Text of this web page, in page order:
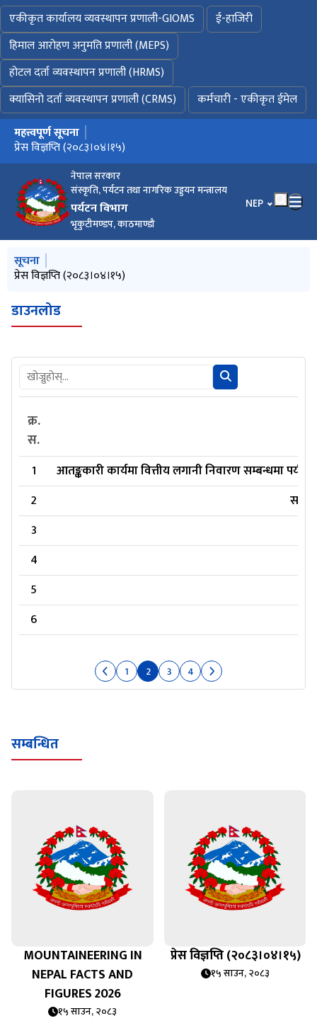
एकीकृत कार्यालय व्यवस्थापन प्रणाली-GIOMS
ई-हाजिरी
हिमाल आरोहण अनुमति प्रणाली (MEPS)
होटल दर्ता व्यवस्थापन प्रणाली (HRMS)
क्यासिनो दर्ता व्यवस्थापन प्रणाली (CRMS)
कर्मचारी - एकीकृत ईमेल
नेपाल सरकार
संस्कृति, पर्यटन तथा नागरिक उड्डयन मन्त्रालय
पर्यटन विभाग
भृकुटीमण्डप, काठमाण्डौ
भाषा चयन गर्नुहोस्
NEP
मुख्य नेभिगेसनमा जानुहोस्
महत्त्वपूर्ण सूचना
MOUNTAINEERING IN NEPAL FACTS AND FIGURES 2026
प्रेस विज्ञप्ति (२०८३।०४।१५)
विवरण भर्ने बारे अत्यन्त जरुरी सूचना ! (प्रकाशन मिति : २०८३।०३।०२)
मुख्य नेभिगेसनमा जानुहोस्
सूचना
MOUNTAINEERING IN NEPAL FACTS AND FIGURES 2026
प्रेस विज्ञप्ति (२०८३।०४।१५)
ईजाजत नलिई साहसिक तथा मनोरञ्जनात्मक खेल सञ्चालन नगर्ने सम्बन्धी
विवरण भर्ने बारे अत्यन्त जरुरी सूचना ! (प्रकाशन मिति : २०८३।०३।०२)
साहसिक तथा मनोरञ्जनात्मक खेल सञ्चालन गर्ने प्रयोजनार्थ पेश गर्नुपर्ने
डाउनलोड
क्र.
स.
1
आतङ्ककारी कार्यमा वित्तीय लगानी निवारण सम्बन्धमा
2
3
4
5
6
1 2 3 4
सम्बन्धित
MOUNTAINEERING IN
NEPAL FACTS AND
FIGURES 2026
१५ साउन, २०८३
प्रेस विज्ञप्ति (२०८३।०४।१५)
१५ साउन, २०८३